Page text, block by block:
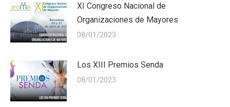
XI Congreso Nacional de
Organizaciones de Mayores
08/01/2023
Los XIII Premios Senda
08/01/2023